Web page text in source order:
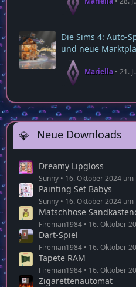
Die Sims 4:
und neue
Mariella 21.
Neue Downloads
Dreamy Lipgloss
Sunny 16. Oktober 2024 um
Painting Set Babys
Sunny 16. Oktober 2024 um
Matschhose
Fireman1984 16. Oktober
Dart-Spiel
Fireman1984 16. Oktober
Tapete RAM
Fireman1984 16. Oktober
Zigarettenautomat